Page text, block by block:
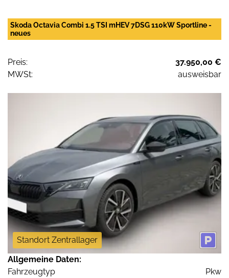
Skoda Octavia Combi 1.5 TSI mHEV 7DSG 110kW Sportline -
neues
Preis:
37.950,00 €
MWSt:
ausweisbar
Standort Zentrallager
Allgemeine Daten:
Fahrzeugtyp
Pkw